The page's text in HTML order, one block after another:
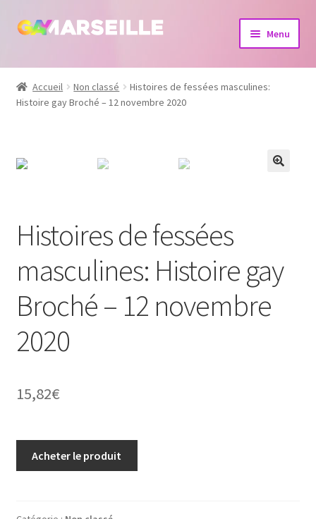
Aller
navigation
Aller
Menu
Boutique
Bijoux
Accueil Non classé
Histoires de fessées masculines:
Histoire gay Broché – 12 novembre 2020
Histoires de fessées
masculines: Histoire gay
Broché – 12 novembre
2020
15,82€
Acheter le produit